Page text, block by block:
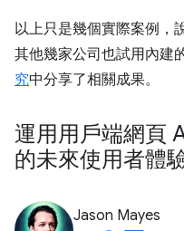
以上只是幾個實際案例，
其他幾家公司也試用內建
究中分享了相關成果。
運用用戶端網頁
的未來使用者體
Jason Mayes